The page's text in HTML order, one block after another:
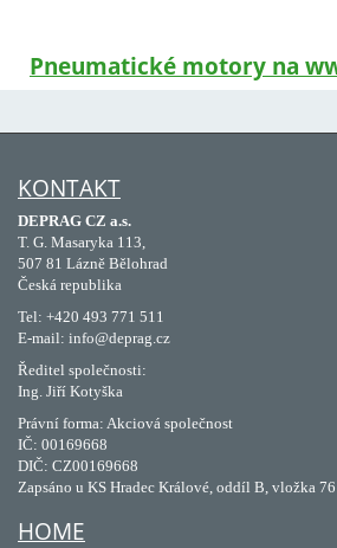
Pneumatické motory na
KONTAKT
DEPRAG CZ a.s.
T. G. Masaryka 113,
507 81 Lázně Bělohrad
Česká republika
Tel: +420 493 771 511
E-mail: info@deprag.cz
Ředitel společnosti:
Ing. Jiří Kotyška
Právní forma: Akciová společnost
IČ: 00169668
DIČ: CZ00169668
Zapsáno u KS Hradec Králové, oddíl B, vložka 76
HOME